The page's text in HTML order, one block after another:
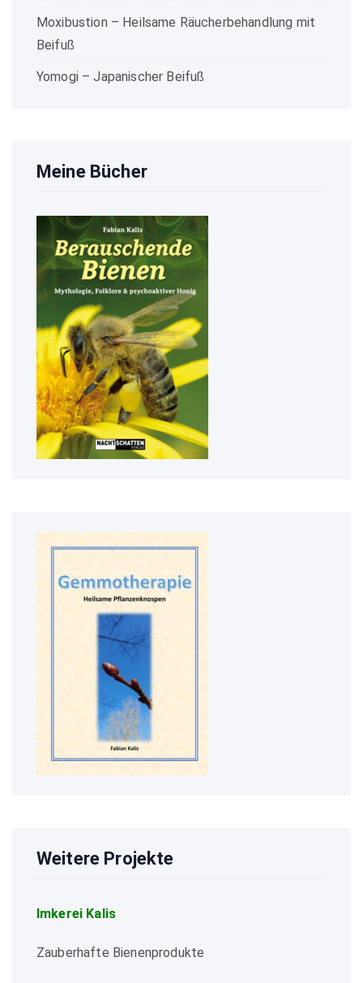
Moxibustion – Heilsame Räucherbehandlung mit
Beifuß
Yomogi – Japanischer Beifuß
Meine Bücher
Weitere Projekte
Imkerei Kalis
Zauberhafte Bienenprodukte